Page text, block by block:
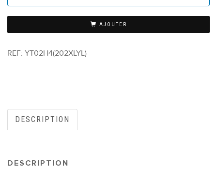
AJOUTER
REF: YT02H4(202XLYL)
DESCRIPTION
DESCRIPTION